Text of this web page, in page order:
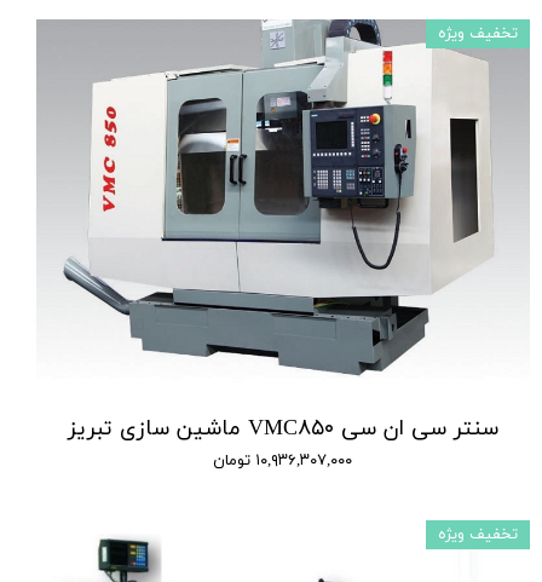
سنتر سی ان سی VMC۸۵۰ ماشین سازی تبریز
۱۰,۹۳۶,۳۰۷,۰۰۰ تومان
تخفیف ویژه
تخفیف ویژه